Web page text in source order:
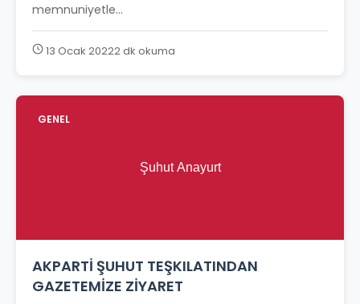
memnuniyetle...
13 Ocak 20222 dk okuma
GENEL
AKPARTİ ŞUHUT TEŞKILATINDAN
GAZETEMİZE ZİYARET